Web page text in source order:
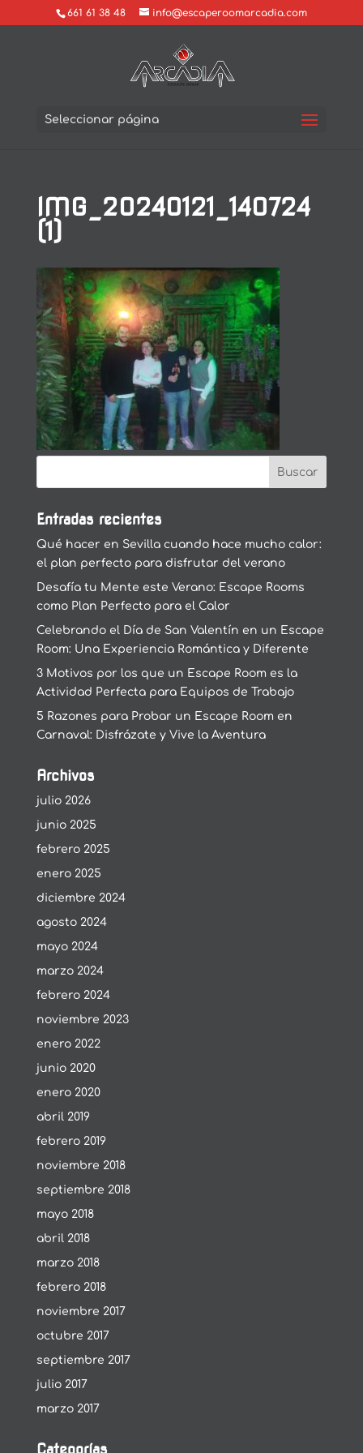
661 61 38 48 info@escaperoomarcadia.com
Seleccionar página
IMG_20240121_140724
(1)
Entradas recientes
Qué hacer en Sevilla cuando hace mucho calor:
el plan perfecto para disfrutar del verano
Desafía tu Mente este Verano: Escape Rooms
como Plan Perfecto para el Calor
Celebrando el Día de San Valentín en un Escape
Room: Una Experiencia Romántica y Diferente
3 Motivos por los que un Escape Room es la
Actividad Perfecta para Equipos de Trabajo
5 Razones para Probar un Escape Room en
Carnaval: Disfrázate y Vive la Aventura
Archivos
julio 2026
junio 2025
febrero 2025
enero 2025
diciembre 2024
agosto 2024
mayo 2024
marzo 2024
febrero 2024
noviembre 2023
enero 2022
junio 2020
enero 2020
abril 2019
febrero 2019
noviembre 2018
septiembre 2018
mayo 2018
abril 2018
marzo 2018
febrero 2018
noviembre 2017
octubre 2017
septiembre 2017
julio 2017
marzo 2017
Categorías